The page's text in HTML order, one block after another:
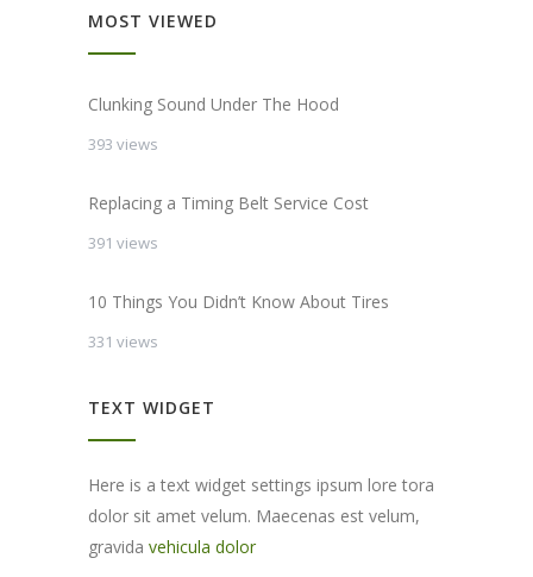
MOST VIEWED
Clunking Sound Under The Hood
393 views
Replacing a Timing Belt Service Cost
391 views
10 Things You Didn’t Know About Tires
331 views
TEXT WIDGET
Here is a text widget settings ipsum lore tora
dolor sit amet velum. Maecenas est velum,
gravida vehicula dolor